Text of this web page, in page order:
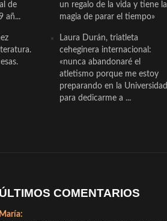
de
añ...
un regalo de la vida y tiene la
magia de parar el tiempo»
Laura Durán, triatleta
ceheginera internacional:
«nunca abandonaré el
atletismo porque me estoy
preparando en la Universidad
para dedicarme a ...
ÚLTIMOS COMENTARIOS
María: